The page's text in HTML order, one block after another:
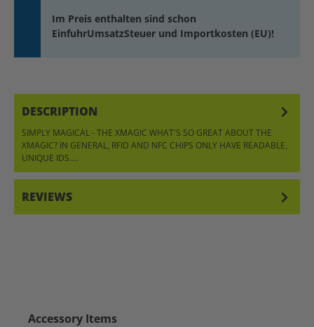
Im Preis enthalten sind schon
EinfuhrUmsatzSteuer und Importkosten (EU)!
DESCRIPTION
SIMPLY MAGICAL - THE XMAGIC WHAT'S SO GREAT ABOUT THE
XMAGIC? IN GENERAL, RFID AND NFC CHIPS ONLY HAVE READABLE,
UNIQUE IDS.…
REVIEWS
Skip product gallery
Accessory Items